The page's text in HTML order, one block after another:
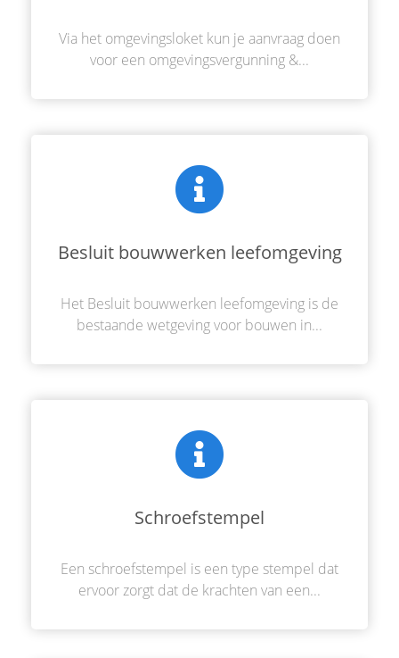
Via het omgevingsloket kun je aanvraag doen
voor een omgevingsvergunning &...
Besluit bouwwerken leefomgeving
Het Besluit bouwwerken leefomgeving is de
bestaande wetgeving voor bouwen in...
Schroefstempel
Een schroefstempel is een type stempel dat
ervoor zorgt dat de krachten van een...